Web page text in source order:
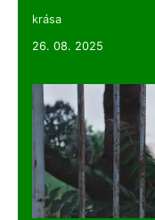
krása
26. 08. 2025